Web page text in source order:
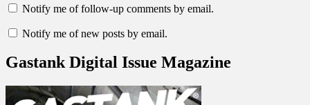
Notify me of follow-up comments by email.
Notify me of new posts by email.
Gastank Digital Issue Magazine